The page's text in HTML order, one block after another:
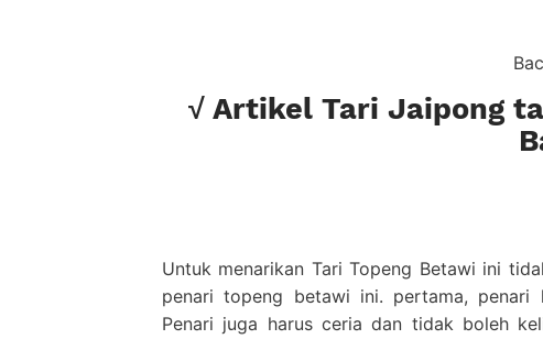
√ Artikel Tari Jaipong
Untuk menarikan Tari Topeng Betawi ini
penari topeng betawi ini. pertama, penari
Penari juga harus ceria dan tidak boleh